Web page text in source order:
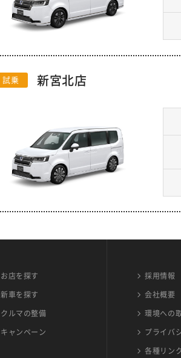
試乗 新宮北店
お店を探す
新車を探す
クルマの整備
キャンペーン
採用情報
会社概要
環境への
プライバ
各種リンク